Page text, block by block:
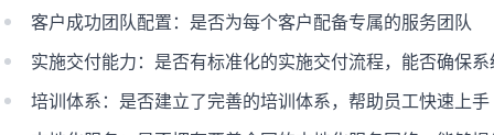
客户成功团队配置：是否为每个客户配备专属的服务团队
实施交付能力：是否有标准化的实施交付流程，能否确保
培训体系：是否建立了完善的培训体系，帮助员工快速上手